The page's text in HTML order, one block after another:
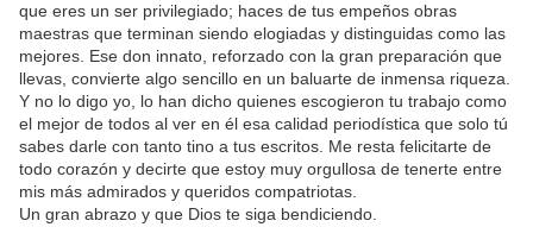
que eres un ser privilegiado; haces de tus empeños obras
maestras que terminan siendo elogiadas y distinguidas como las
mejores. Ese don innato, reforzado con la gran preparación que
llevas, convierte algo sencillo en un baluarte de inmensa riqueza.
Y no lo digo yo, lo han dicho quienes escogieron tu trabajo como
el mejor de todos al ver en él esa calidad periodística que solo tú
sabes darle con tanto tino a tus escritos. Me resta felicitarte de
todo corazón y decirte que estoy muy orgullosa de tenerte entre
mis más admirados y queridos compatriotas.
Un gran abrazo y que Dios te siga bendiciendo.